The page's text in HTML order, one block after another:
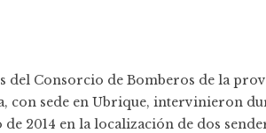
del Consorcio de Bomberos de la
con sede en Ubrique, intervinieron
de 2014 en la localización de dos